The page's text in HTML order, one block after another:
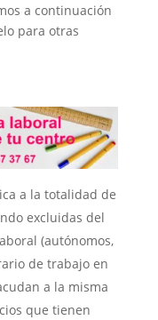
a continuación
para otras
a la totalidad de
excluidas del
(autónomos,
de trabajo en
a la misma
que tienen